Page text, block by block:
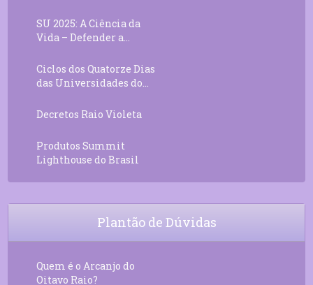
SU 2025: A Ciência da
Vida – Defender a...
Ciclos dos Quatorze Dias
das Universidades do...
Decretos Raio Violeta
Produtos Summit
Lighthouse do Brasil
Plantão de Dúvidas
Quem é o Arcanjo do
Oitavo Raio?